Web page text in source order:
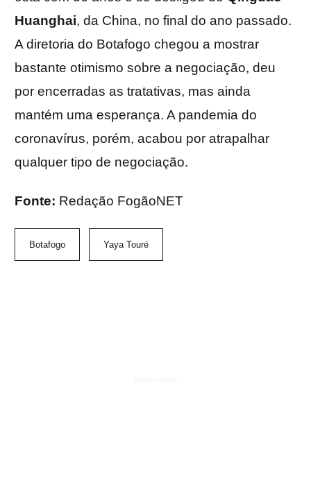
Huanghai, da China, no final do ano passado.
A diretoria do Botafogo chegou a mostrar
bastante otimismo sobre a negociação, deu
por encerradas as tratativas, mas ainda
mantém uma esperança. A pandemia do
coronavírus, porém, acabou por atrapalhar
qualquer tipo de negociação.
Fonte: Redação FogãoNET
Botafogo Yaya Touré